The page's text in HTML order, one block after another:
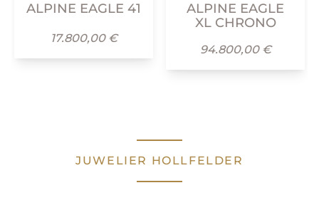
ALPINE EAGLE 41
17.800,00 €
ALPINE EAGLE
XL CHRONO
94.800,00 €
JUWELIER HOLLFELDER